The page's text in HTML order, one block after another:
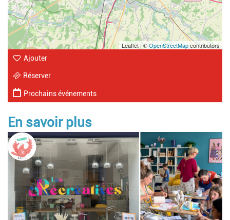
Leaflet | ©OpenStreetMapcontributors
Ajouter
Réserver
Prochains événements
En savoir plus